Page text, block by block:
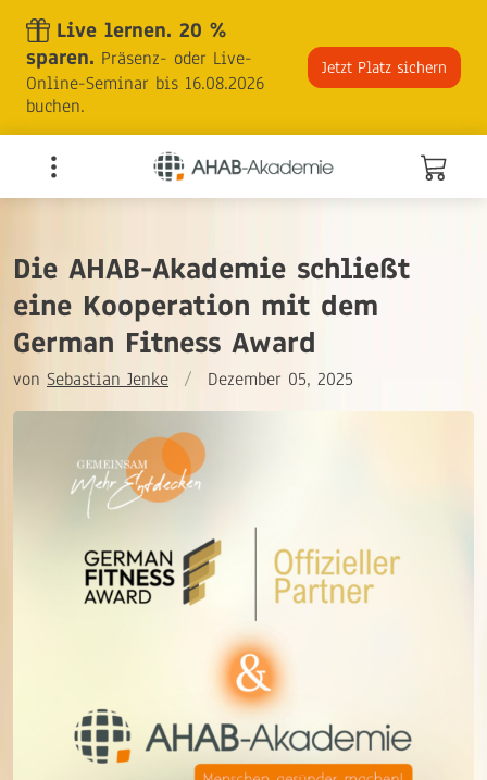
content
Live lernen. 20 %
sparen. Präsenz- oder Live-
Online-Seminar bis 16.08.2026
buchen.
Jetzt Platz sichern
Die AHAB-Akademie schließt
eine Kooperation mit dem
German Fitness Award
von Sebastian Jenke / Dezember 05, 2025